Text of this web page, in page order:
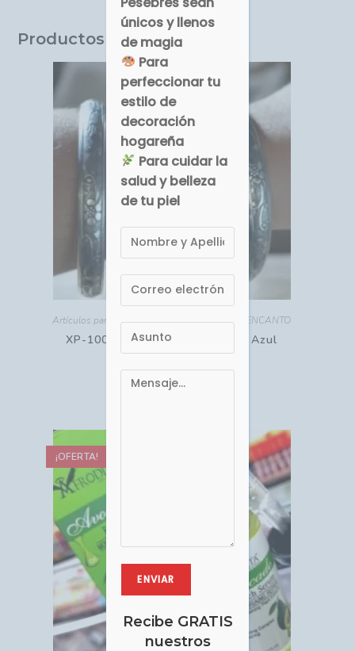
Productos relacionados
Artículos para ELLA,Bisutería,DETALLES DE ENCANTO
XP-100 Juego de Pulseras India Azul
COP $ 43,960.00
¡OFERTA!
únicos y llenos
de magia
Para
perfeccionar tu
estilo de
decoración
hogareña
Para cuidar la
salud y belleza
de tu piel
Recibe GRATIS
nuestros